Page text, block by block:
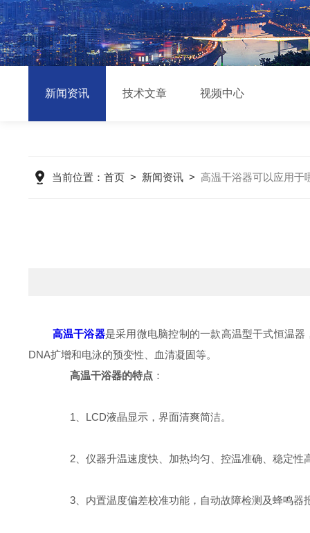
新闻资讯 技术文章 视频中心
当前位置： 首页> 新闻资讯> 高温干浴器可以应用于
高温干浴器是采用微电脑控制的一款高温型干式恒温
DNA扩增和电泳的预变性、血清凝固等。
高温干浴器的特点：
1、LCD液晶显示，界面清爽简洁。
2、仪器升温速度快、加热均匀、控温准确、稳定性
3、内置温度偏差校准功能，自动故障检测及蜂鸣器